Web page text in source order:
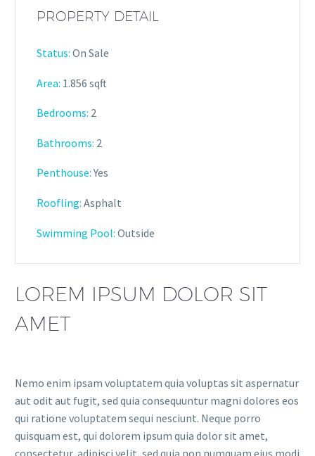
PROPERTY DETAIL
Status: On Sale
Area: 1.856 sqft
Bedrooms: 2
Bathrooms: 2
Penthouse:Yes
Roofling: Asphalt
Swimming Pool: Outside
LOREM IPSUM DOLOR SIT
AMET
Nemo enim ipsam voluptatem quia voluptas sit aspernatur
aut odit aut fugit, sed quia consequuntur magni dolores eos
qui ratione voluptatem sequi nesciunt. Neque porro
quisquam est, qui dolorem ipsum quia dolor sit amet,